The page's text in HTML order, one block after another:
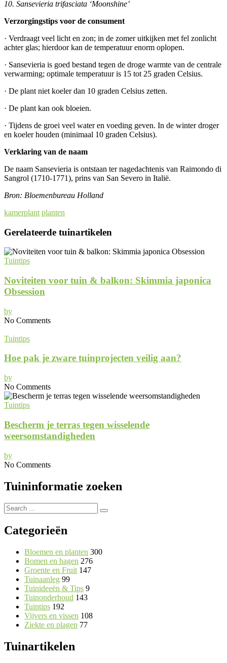
10. Sansevieria trifasciata ‘Moonshine’
Verzorgingstips voor de consument
· Verdraagt veel licht en zon; in de zomer uitkijken met fel zonlicht
achter glas; hierdoor kan de temperatuur enorm oplopen.
· Sansevieria is goed bestand tegen de droge warmte van de centrale
verwarming; optimale temperatuur is 15 tot 25 graden Celsius.
· De plant niet koeler dan 10 graden Celsius zetten.
· De plant kan ook bloeien.
· Tijdens de groei veel water en voeding geven. In de winter droger
en koeler houden (minimaal 10 graden Celsius).
Verklaring van de naam
De naam Sansevieria is ontstaan ter nagedachtenis van Raimondo di
Sangrol (1710-1771), prins van San Severo in Italië.
Bron: Bloemenbureau Holland
kamerplant planten
Gerelateerde tuinartikelen
Tuintips
Noviteiten voor tuin & balkon: Skimmia japonica
Obsession
by
No Comments
Tuintips
Hoe pak je zware tuinprojecten veilig aan?
by
No Comments
Tuintips
Bescherm je terras tegen wisselende
weersomstandigheden
by
No Comments
Tuininformatie zoeken
Search
for:
Search
Categorieën
Bloemen en planten 300
Bomen en hagen 276
Groente en Fruit 147
Tuinaanleg 99
Tuinideeën & Tips 9
Tuinonderhoud 143
Tuintips 192
Vijvers en vissen 108
Ziekte en plagen 77
Tuinartikelen